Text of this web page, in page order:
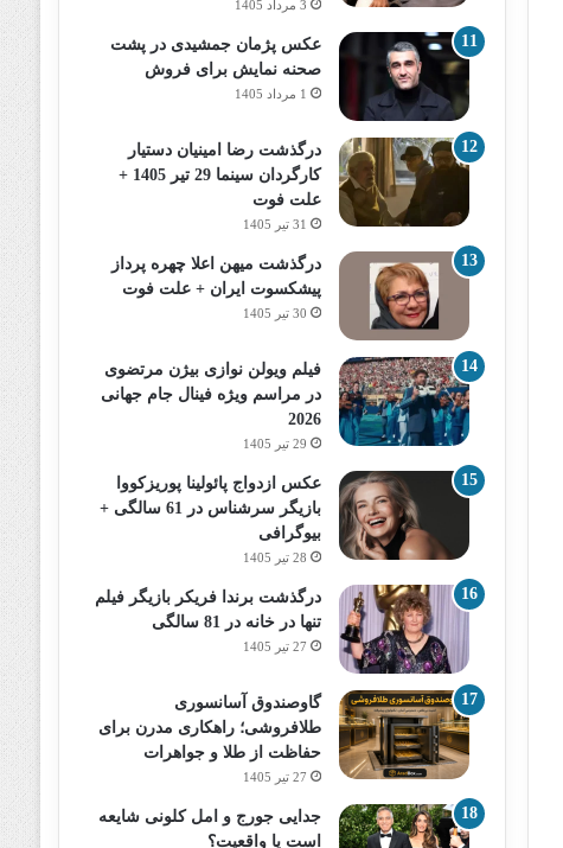
3 مرداد 1405
عکس پژمان جمشیدی در پشت
صحنه نمایش برای فروش
1 مرداد 1405
درگذشت رضا امینیان دستیار
کارگردان سینما 29 تیر 1405 +
علت فوت
31 تیر 1405
درگذشت میهن اعلا چهره پرداز
پیشکسوت ایران + علت فوت
30 تیر 1405
فیلم ویولن نوازی بیژن مرتضوی
در مراسم ویژه فینال جام جهانی
2026
29 تیر 1405
عکس ازدواج پائولینا پوریزکووا
بازیگر سرشناس در 61 سالگی +
بیوگرافی
28 تیر 1405
درگذشت برندا فریکر بازیگر فیلم
تنها در خانه در 81 سالگی
27 تیر 1405
گاوصندوق آسانسوری
طلافروشی؛ راهکاری مدرن برای
حفاظت از طلا و جواهرات
27 تیر 1405
جدایی جورج و امل کلونی شایعه
است یا واقعیت؟